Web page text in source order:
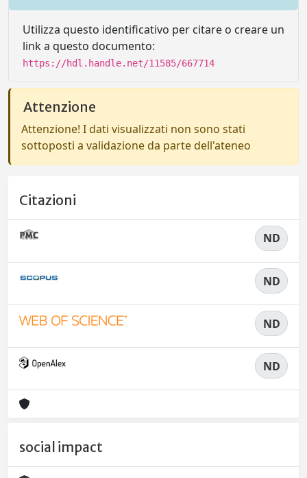
Utilizza questo identificativo per citare o creare un
link a questo documento:
https://hdl.handle.net/11585/667714
Attenzione
Attenzione! I dati visualizzati non sono stati
sottoposti a validazione da parte dell'ateneo
Citazioni
ND
ND
ND
ND
social impact